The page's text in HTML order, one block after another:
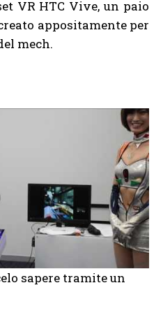
VR HTC Vive, un paio
appositamente per
mech.
sapere tramite un